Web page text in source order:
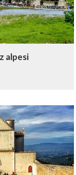
alpesi